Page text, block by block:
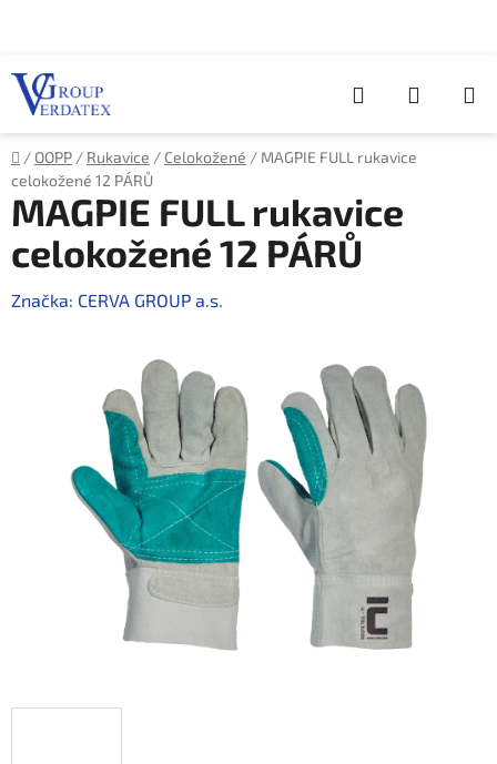
Hledat
KOŠÍK
Domů
/ OOPP / Rukavice / Celokožené / MAGPIE FULL rukavice
celokožené 12 PÁRŮ
MAGPIE FULL rukavice
celokožené 12 PÁRŮ
Značka: CERVA GROUP a.s.